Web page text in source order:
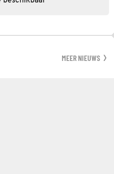
MEER NIEUWS